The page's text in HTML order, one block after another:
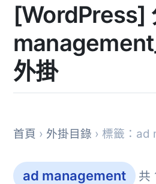
[WordPress]
外掛
首頁 › 外掛目錄 › 標籤：ad
ad management 共